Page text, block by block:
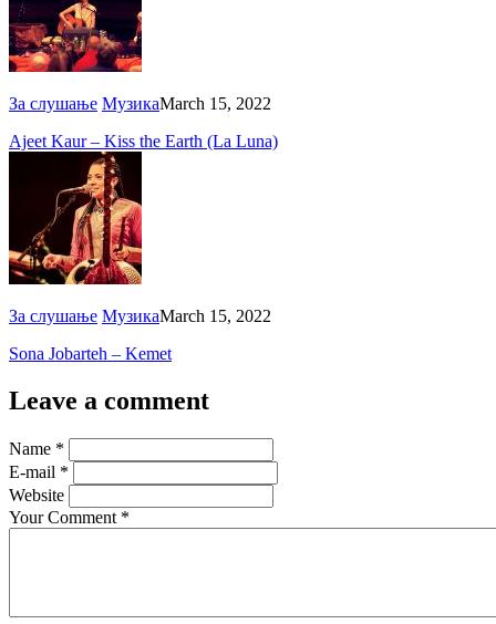
За слушање МузикаMarch 15, 2022
Ajeet Kaur – Kiss the Earth (La Luna)
За слушање МузикаMarch 15, 2022
Sona Jobarteh – Kemet
Leave a comment
Name *
E-mail *
Website
Your Comment *